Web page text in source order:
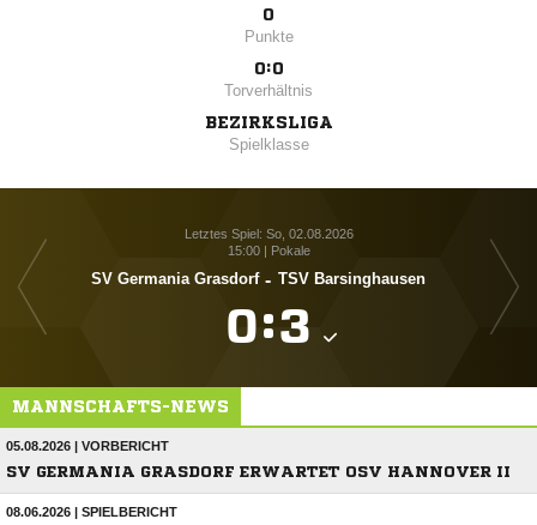
0
Punkte
0:0
Torverhältnis
BEZIRKSLIGA
Spielklasse
Letztes Spiel: So, 02.08.2026
15:00 | Pokale
SV Germania Grasdorf - TSV Barsinghausen
:
MANNSCHAFTS-NEWS
05.08.2026 | VORBERICHT
SV GERMANIA GRASDORF ERWARTET OSV HANNOVER II
08.06.2026 | SPIELBERICHT